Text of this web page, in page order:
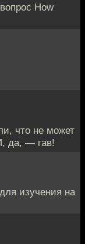
How
что не может
да, — гав!
изучения на